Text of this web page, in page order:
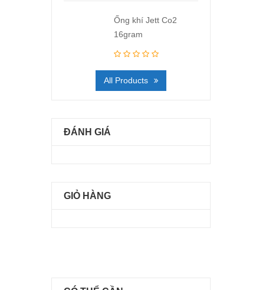
Ống khí Jett Co2
16gram
All Products
ĐÁNH GIÁ
GIỎ HÀNG